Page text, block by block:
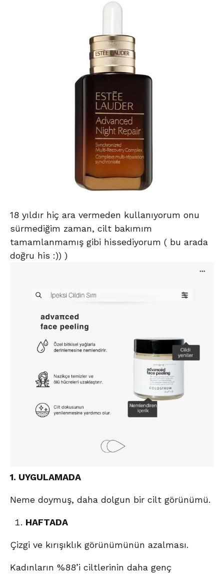
18 yıldır hiç ara vermeden kullanıyorum onu
sürmediğim zaman, cilt bakımım
tamamlanmamış gibi hissediyorum ( bu arada
doğru his :)) )
1. UYGULAMADA
Neme doymuş, daha dolgun bir cilt görünümü.
HAFTADA
Çizgi ve kırışıklık görünümünün azalması.
Kadınların %88’i ciltlerinin daha genç